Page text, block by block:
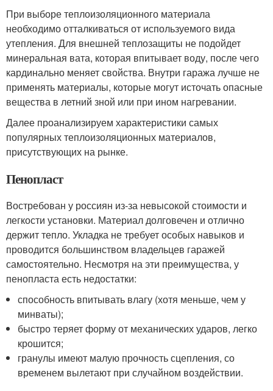
При выборе теплоизоляционного материала
необходимо отталкиваться от используемого вида
утепления. Для внешней теплозащиты не подойдет
минеральная вата, которая впитывает воду, после чего
кардинально меняет свойства. Внутри гаража лучше не
применять материалы, которые могут источать опасные
вещества в летний зной или при ином нагревании.
Далее проанализируем характеристики самых
популярных теплоизоляционных материалов,
присутствующих на рынке.
Пенопласт
Востребован у россиян из-за невысокой стоимости и
легкости установки. Материал долговечен и отлично
держит тепло. Укладка не требует особых навыков и
проводится большинством владельцев гаражей
самостоятельно. Несмотря на эти преимущества, у
пенопласта есть недостатки:
способность впитывать влагу (хотя меньше, чем у
минваты);
быстро теряет форму от механических ударов, легко
крошится;
гранулы имеют малую прочность сцепления, со
временем вылетают при случайном воздействии.